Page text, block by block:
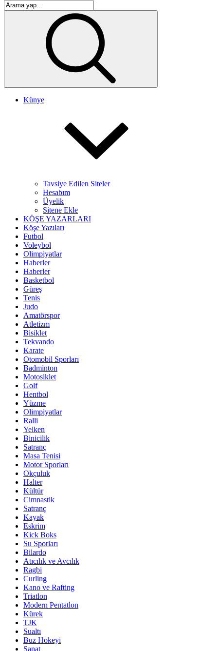
Künye
Tavsiye Edilen Siteler
Hesabım
Üyelik
Sitene Ekle
KÖŞE YAZARLARI
Köşe Yazıları
Futbol
Voleybol
Olimpiyatlar
Haberler
Haberler
Basketbol
Güreş
Tenis
Judo
Amatörspor
Atletizm
Bisiklet
Tekvando
Karate
Otomobil Sporları
Badminton
Motosiklet
Golf
Hentbol
Yüzme
Olimpiyatlar
Ralli
Yelken
Binicilik
Satranç
Masa Tenisi
Motor Sporları
Okçuluk
Halter
Kültür
Cimnastik
Satranç
Kayak
Eskrim
Kick Boks
Su Sporları
Bilardo
Atıcılık ve Avcılık
Ragbi
Curling
Kano ve Rafting
Triatlon
Modern Pentatlon
Kürek
TJK
Sualtı
Buz Hokeyi
Sanat